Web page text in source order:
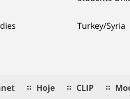
Turkey/Syria
Hoje CLIP